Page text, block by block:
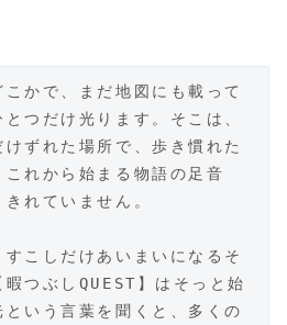
かで、まだ地図にも載って
つだけ光ります。そこは、
ずれた場所で、歩き慣れた
れから始まる物語の足音
れていません。
こしだけあいまいになるそ
つぶしQUEST】はそっと始
いう言葉を聞くと、多くの